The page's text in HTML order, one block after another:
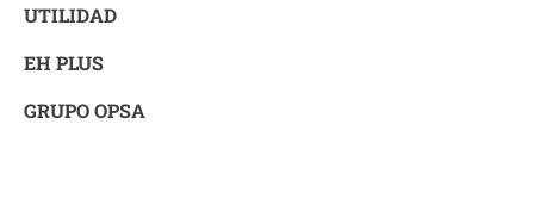
UTILIDAD
EH PLUS
GRUPO OPSA